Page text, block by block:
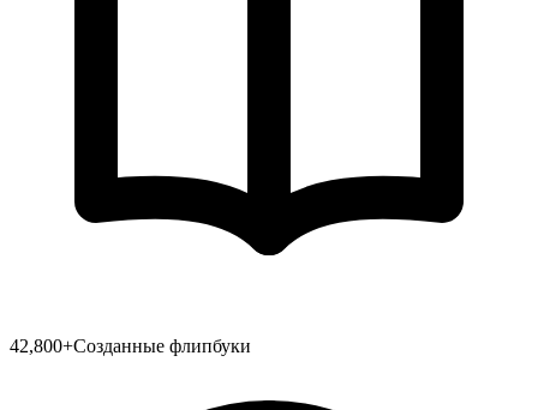
42,800+Созданные флипбуки